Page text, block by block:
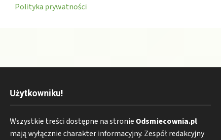
Polityka prywatności
Użytkowniku!
Wszystkie treści dostępne na stronie Odsmiecownia.pl
mają wyłącznie charakter informacyjny. Zespół redakcyjny